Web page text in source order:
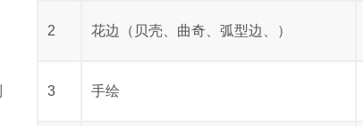
2 花边（贝壳、曲奇、弧型边、）
3 手绘